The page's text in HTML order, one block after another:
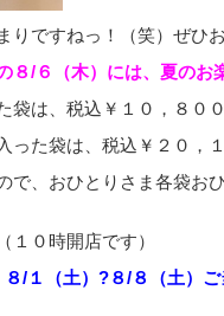
りですねっ！（笑）ぜひ
８/６（木）には、夏のお
袋は、税込￥１０，８０
った袋は、税込￥２０，
で、おひとりさま各袋お
１０時開店です）
８/１（土）?８/８（土）